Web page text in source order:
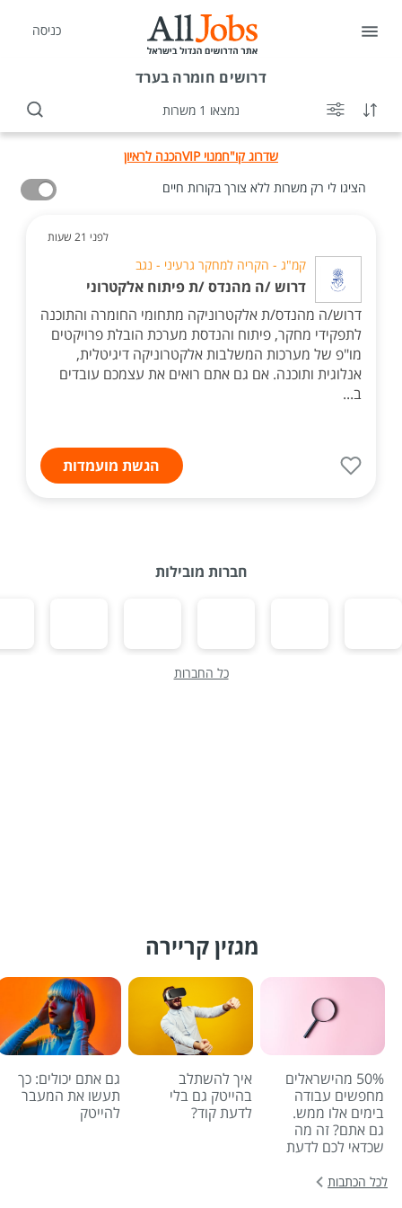
כניסה
דרושים חומרה בערד
נמצאו 1 משרות
שדרוג קו"חמנוי VIP
הכנה לראיון
הציגו לי רק משרות ללא צורך בקורות חיים
לפני 21 שעות
קמ"ג - הקריה למחקר גרעיני - נגב
דרוש /ה מהנדס /ת פיתוח אלקטרוני
דרוש/ה מהנדס/ת אלקטרוניקה מתחומי החומרה והתוכנה
לתפקידי מחקר, פיתוח והנדסת מערכת הובלת פרויקטים
מו"פ של מערכות המשלבות אלקטרוניקה דיגיטלית,
אנלוגית ותוכנה. אם גם אתם רואים את עצמכם עובדים
ב...
הגשת מועמדות
חברות מובילות
כל החברות
מגזין קריירה
50% מהישראלים
מחפשים עבודה
בימים אלו ממש.
גם אתם? זה מה
שכדאי לכם לדעת
איך להשתלב
בהייטק גם בלי
לדעת קוד?
גם אתם יכולים: כך
תעשו את המעבר
להייטק
לכל הכתבות